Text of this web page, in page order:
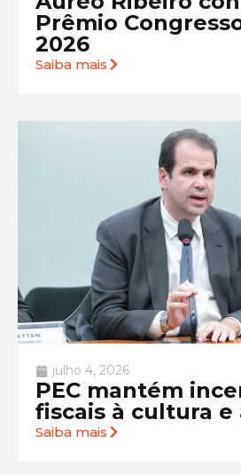
Prêmio
2026
Saiba mais
julho 4, 2026
PEC mantém
fiscais à cultura e
Saiba mais